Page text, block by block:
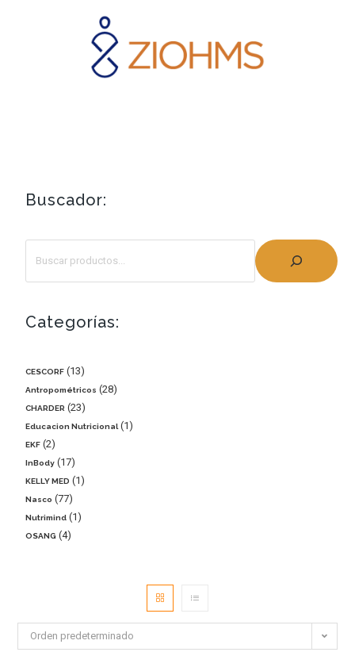
Buscador:
Categorías:
CESCORF 13
Antropométricos 28
CHARDER 23
Educacion Nutricional 1
EKF 2
InBody 17
KELLY MED 1
Nasco 77
Nutrimind 1
OSANG 4
Orden predeterminado